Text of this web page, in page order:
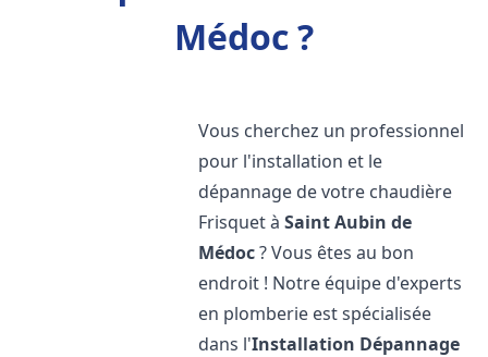
Médoc ?
Vous cherchez un professionnel
pour l'installation et le
dépannage de votre chaudière
Frisquet àSaint Aubin de
Médoc? Vous êtes au bon
endroit ! Notre équipe d'experts
en plomberie est spécialisée
dans l'Installation Dépannage